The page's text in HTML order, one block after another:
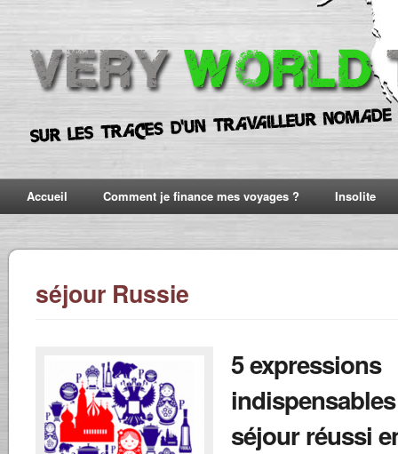
Accueil Comment je finance mes voyages ? Insolite
séjour Russie
5 expressions
séjour réussi